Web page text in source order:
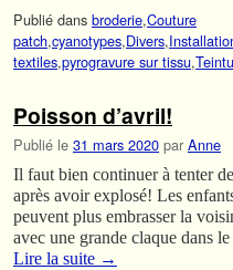
Publié dans broderie,Couture
patch,cyanotypes,Divers,
textiles,pyrogravure sur tissu,
Poisson d’avril!
Publié le 31 mars 2020 par Anne
Il faut bien continuer à tenter
après avoir explosé! Les
peuvent plus embrasser la
avec une grande claque dans
Lire la suite →